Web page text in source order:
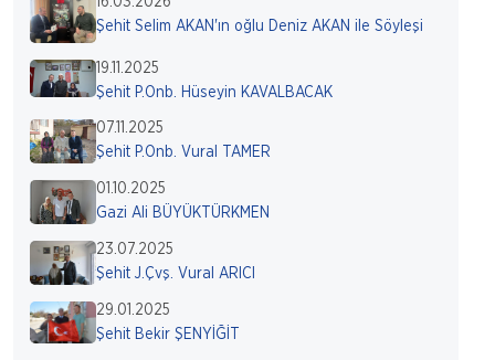
Şehit Selim AKAN'ın oğlu Deniz AKAN ile Söyleşi
19.11.2025
Şehit P.Onb. Hüseyin KAVALBACAK
07.11.2025
Şehit P.Onb. Vural TAMER
01.10.2025
Gazi Ali BÜYÜKTÜRKMEN
23.07.2025
Şehit J.Çvş. Vural ARICI
29.01.2025
Şehit Bekir ŞENYİĞİT